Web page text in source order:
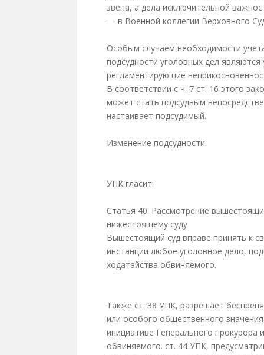
звена, а дела исключительной
— в Военной коллегии Верховного
Особым случаем необходимости
подсудности уголовных дел
регламентирующие
В соответствии с ч. 7 ст. 16 этого
может стать подсудным
настаивает подсудимый.
Изменение подсудности.
УПК гласит:
Статья 40. Рассмотрение
нижестоящему суду
Вышестоящий суд вправе принять к
инстанции любое уголовное дело,
ходатайства обвиняемого.
Также ст. 38 УПК, разрешает
или особого общественного
инициативе Генерального прокурора
обвиняемого. ст. 44 УПК,